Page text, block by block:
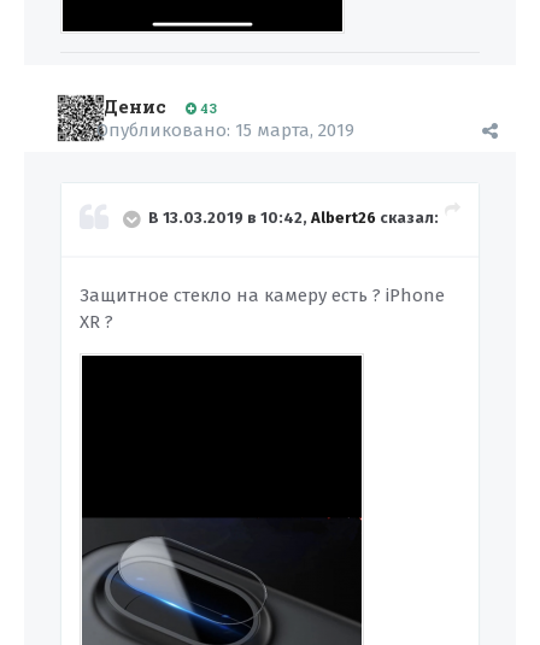
Денис 43
Опубликовано: 15 марта, 2019
В 13.03.2019 в 10:42, Albert26 сказал:
Защитное стекло на камеру есть ? iPhone
XR ?